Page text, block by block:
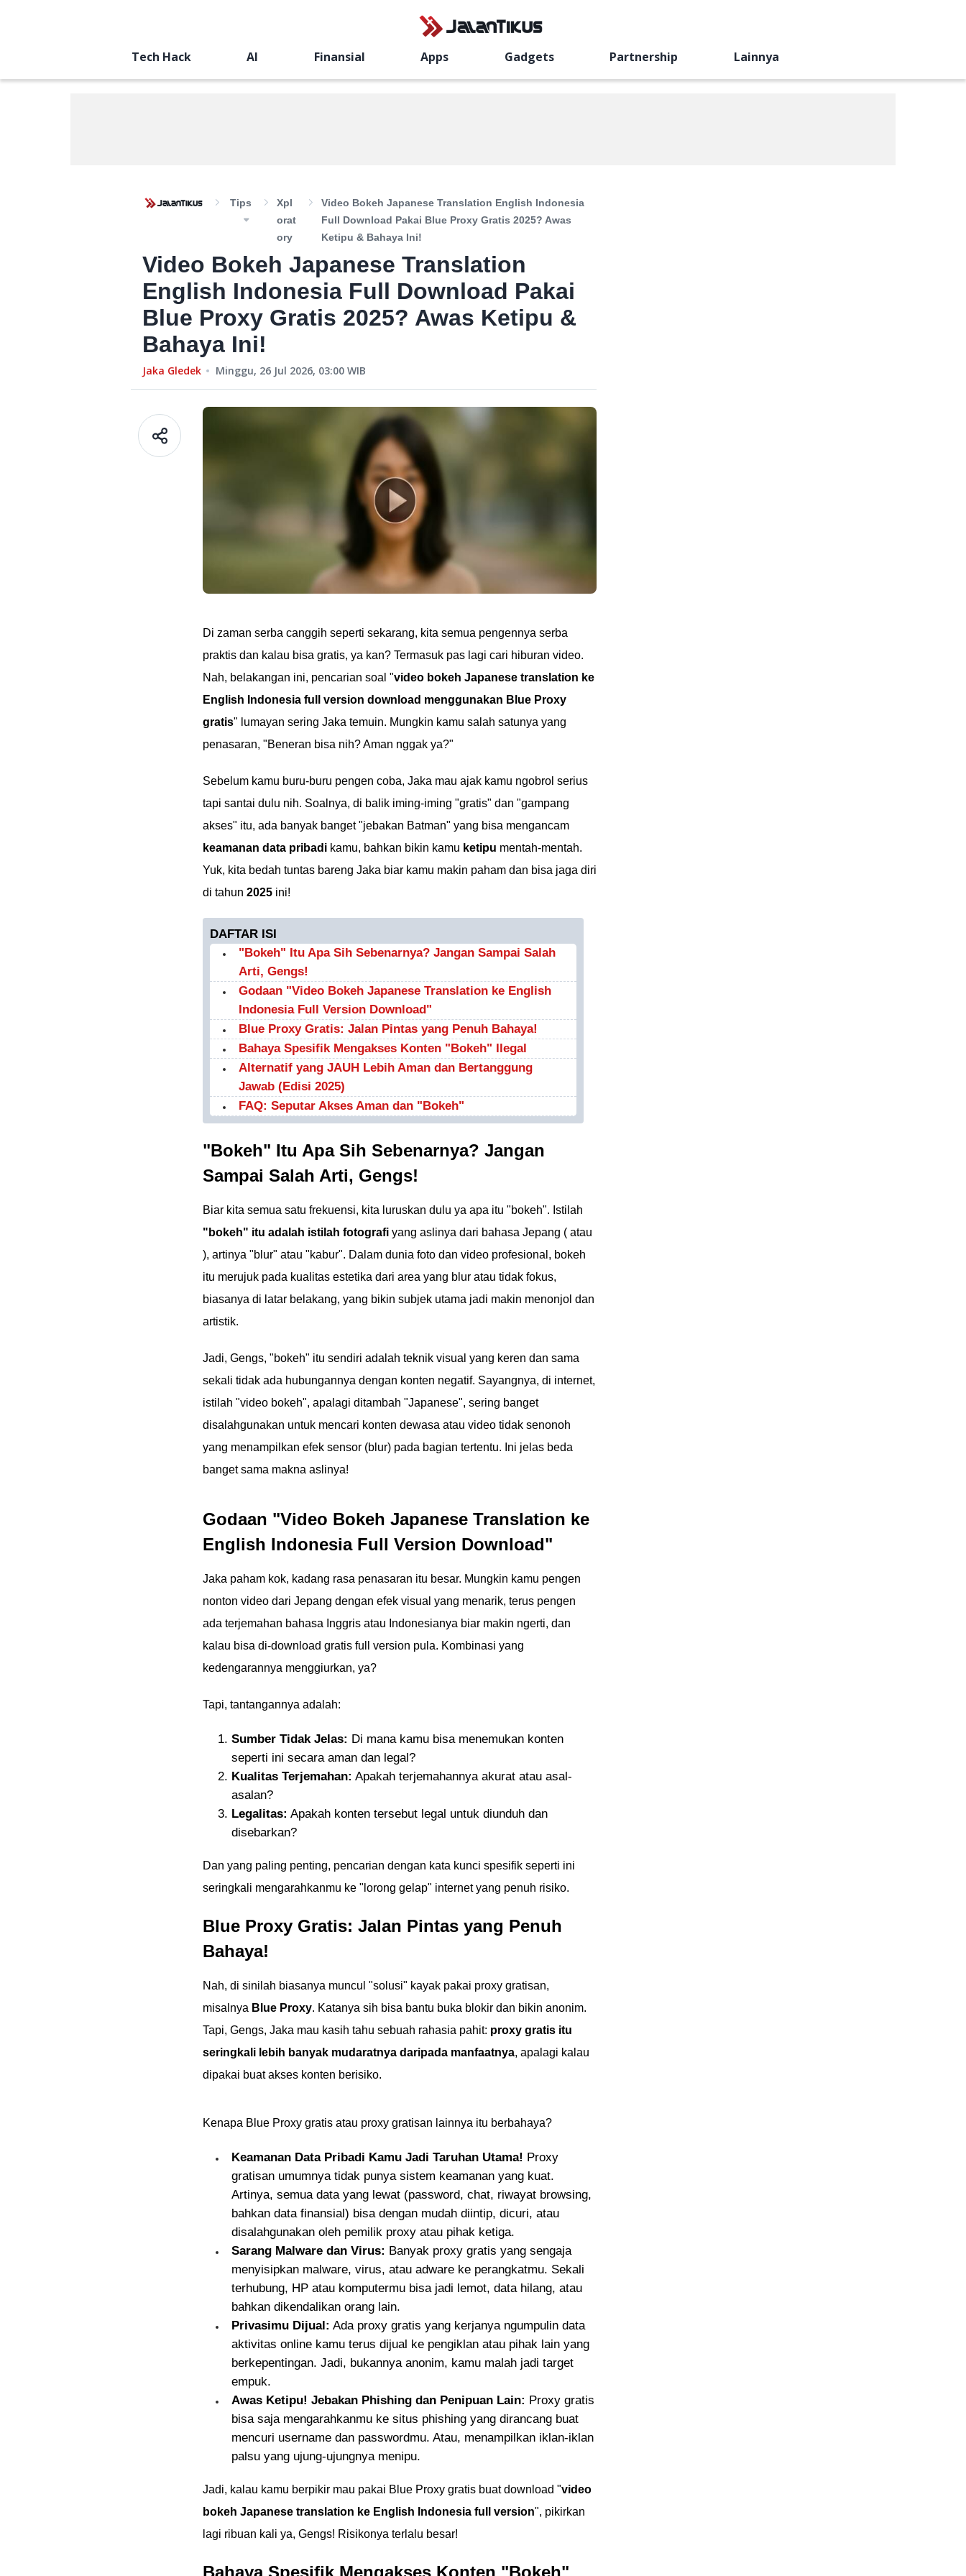
Tech Hack AI Finansial Apps Gadgets Partnership Lainnya
Tips
Xpl
Orat
Ory
Video Bokeh Japanese Translation English Indonesia
Full Download Pakai Blue Proxy Gratis 2025? Awas
Ketipu & Bahaya Ini!
Video Bokeh Japanese Translation
English Indonesia Full Download Pakai
Blue Proxy Gratis 2025? Awas Ketipu &
Bahaya Ini!
Jaka Gledek Minggu, 26 Jul 2026, 03:00 WIB
Di zaman serba canggih seperti sekarang, kita semua pengennya serba
praktis dan kalau bisa gratis, ya kan? Termasuk pas lagi cari hiburan video.
Nah, belakangan ini, pencarian soal "video bokeh Japanese translation ke
English Indonesia full version download menggunakan Blue Proxy
gratis" lumayan sering Jaka temuin. Mungkin kamu salah satunya yang
penasaran, "Beneran bisa nih? Aman nggak ya?"
Sebelum kamu buru-buru pengen coba, Jaka mau ajak kamu ngobrol serius
tapi santai dulu nih. Soalnya, di balik iming-iming "gratis" dan "gampang
akses" itu, ada banyak banget "jebakan Batman" yang bisa mengancam
keamanan data pribadi kamu, bahkan bikin kamu ketipu mentah-mentah.
Yuk, kita bedah tuntas bareng Jaka biar kamu makin paham dan bisa jaga diri
di tahun 2025 ini!
DAFTAR ISI
"Bokeh" Itu Apa Sih Sebenarnya? Jangan Sampai Salah
Arti, Gengs!
Godaan "Video Bokeh Japanese Translation ke English
Indonesia Full Version Download"
Blue Proxy Gratis: Jalan Pintas yang Penuh Bahaya!
Bahaya Spesifik Mengakses Konten "Bokeh" Ilegal
Alternatif yang JAUH Lebih Aman dan Bertanggung
Jawab (Edisi 2025)
FAQ: Seputar Akses Aman dan "Bokeh"
"Bokeh" Itu Apa Sih Sebenarnya? Jangan
Sampai Salah Arti, Gengs!
Biar kita semua satu frekuensi, kita luruskan dulu ya apa itu "bokeh". Istilah
"bokeh" itu adalah istilah fotografi yang aslinya dari bahasa Jepang ( atau
), artinya "blur" atau "kabur". Dalam dunia foto dan video profesional, bokeh
itu merujuk pada kualitas estetika dari area yang blur atau tidak fokus,
biasanya di latar belakang, yang bikin subjek utama jadi makin menonjol dan
artistik.
Jadi, Gengs, "bokeh" itu sendiri adalah teknik visual yang keren dan sama
sekali tidak ada hubungannya dengan konten negatif. Sayangnya, di internet,
istilah "video bokeh", apalagi ditambah "Japanese", sering banget
disalahgunakan untuk mencari konten dewasa atau video tidak senonoh
yang menampilkan efek sensor (blur) pada bagian tertentu. Ini jelas beda
banget sama makna aslinya!
Godaan "Video Bokeh Japanese Translation ke
English Indonesia Full Version Download"
Jaka paham kok, kadang rasa penasaran itu besar. Mungkin kamu pengen
nonton video dari Jepang dengan efek visual yang menarik, terus pengen
ada terjemahan bahasa Inggris atau Indonesianya biar makin ngerti, dan
kalau bisa di-download gratis full version pula. Kombinasi yang
kedengarannya menggiurkan, ya?
Tapi, tantangannya adalah:
Sumber Tidak Jelas: Di mana kamu bisa menemukan konten
seperti ini secara aman dan legal?
Kualitas Terjemahan: Apakah terjemahannya akurat atau asal-
asalan?
Legalitas: Apakah konten tersebut legal untuk diunduh dan
disebarkan?
Dan yang paling penting, pencarian dengan kata kunci spesifik seperti ini
seringkali mengarahkanmu ke "lorong gelap" internet yang penuh risiko.
Blue Proxy Gratis: Jalan Pintas yang Penuh
Bahaya!
Nah, di sinilah biasanya muncul "solusi" kayak pakai proxy gratisan,
misalnya Blue Proxy. Katanya sih bisa bantu buka blokir dan bikin anonim.
Tapi, Gengs, Jaka mau kasih tahu sebuah rahasia pahit: proxy gratis itu
seringkali lebih banyak mudaratnya daripada manfaatnya, apalagi kalau
dipakai buat akses konten berisiko.
Kenapa Blue Proxy gratis atau proxy gratisan lainnya itu berbahaya?
Keamanan Data Pribadi Kamu Jadi Taruhan Utama! Proxy
gratisan umumnya tidak punya sistem keamanan yang kuat.
Artinya, semua data yang lewat (password, chat, riwayat browsing,
bahkan data finansial) bisa dengan mudah diintip, dicuri, atau
disalahgunakan oleh pemilik proxy atau pihak ketiga.
Sarang Malware dan Virus: Banyak proxy gratis yang sengaja
menyisipkan malware, virus, atau adware ke perangkatmu. Sekali
terhubung, HP atau komputermu bisa jadi lemot, data hilang, atau
bahkan dikendalikan orang lain.
Privasimu Dijual: Ada proxy gratis yang kerjanya ngumpulin data
aktivitas online kamu terus dijual ke pengiklan atau pihak lain yang
berkepentingan. Jadi, bukannya anonim, kamu malah jadi target
empuk.
Awas Ketipu! Jebakan Phishing dan Penipuan Lain: Proxy gratis
bisa saja mengarahkanmu ke situs phishing yang dirancang buat
mencuri username dan passwordmu. Atau, menampilkan iklan-iklan
palsu yang ujung-ujungnya menipu.
Jadi, kalau kamu berpikir mau pakai Blue Proxy gratis buat download "video
bokeh Japanese translation ke English Indonesia full version", pikirkan
lagi ribuan kali ya, Gengs! Risikonya terlalu besar!
Bahaya Spesifik Mengakses Konten "Bokeh"